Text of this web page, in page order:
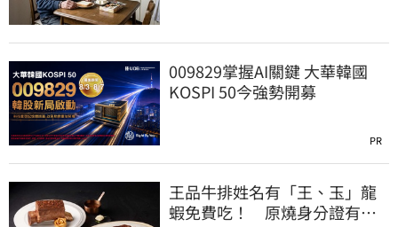
009829掌握AI關鍵 大華韓國
KOSPI 50今強勢開募
PR
王品牛排姓名有「王、玉」龍
蝦免費吃！ 原燒身分證有